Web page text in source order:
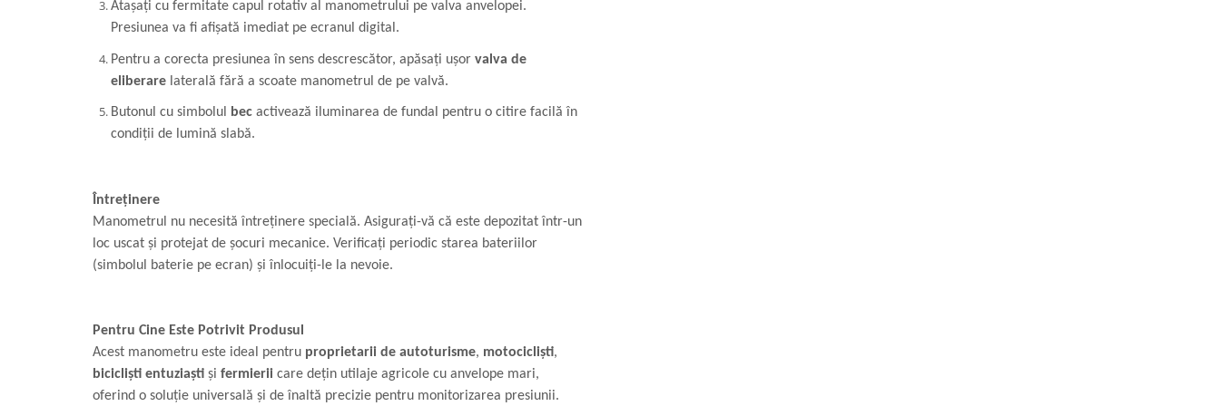
Atașați cu fermitate capul rotativ al manometrului pe valva anvelopei.
Presiunea va fi afișată imediat pe ecranul digital.
Pentru a corecta presiunea în sens descrescător, apăsați ușor valva de
eliberare laterală fără a scoate manometrul de pe valvă.
Butonul cu simbolul bec activează iluminarea de fundal pentru o citire facilă în
condiții de lumină slabă.
Întreținere
Manometrul nu necesită întreținere specială. Asigurați-vă că este depozitat într-un
loc uscat și protejat de șocuri mecanice. Verificați periodic starea bateriilor
(simbolul baterie pe ecran) și înlocuiți-le la nevoie.
Pentru Cine Este Potrivit Produsul
Acest manometru este ideal pentru proprietarii de autoturisme, motocicliști,
bicicliști entuziaști și fermierii care dețin utilaje agricole cu anvelope mari,
oferind o soluție universală și de înaltă precizie pentru monitorizarea presiunii.